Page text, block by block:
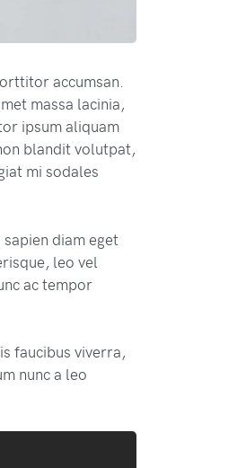
accumsan.
massa lacinia,
ipsum aliquam
blandit volutpat,
mi sodales
diam eget
leo vel
ac tempor
faucibus viverra,
nunc a leo